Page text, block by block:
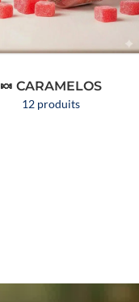
🍬 CARAMELOS
12 produits